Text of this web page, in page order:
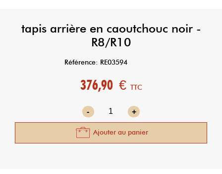
tapis arrière en caoutchouc noir -
R8/R10
Référence: RE03594
376,90 € TTC
- +
Ajouter au panier